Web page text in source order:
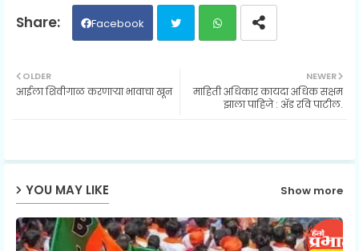
Facebook
ter ats
p
NEWER
माहिती अधिकार कायदा अधिक सक्षम
झाला पाहिजे : ॲड रवि पाटील.
OLDER
आईला शिवीगाळ करणाऱ्या भावाचा खून
YOU MAY LIKE Show more